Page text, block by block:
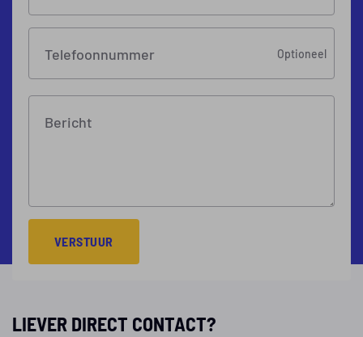
Telefoonnummer Optioneel
Bericht
VERSTUUR
LIEVER DIRECT CONTACT?